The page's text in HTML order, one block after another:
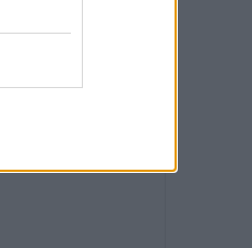
πηγάδι σε